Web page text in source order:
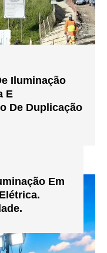
Iluminação
E
De Duplicação
Em